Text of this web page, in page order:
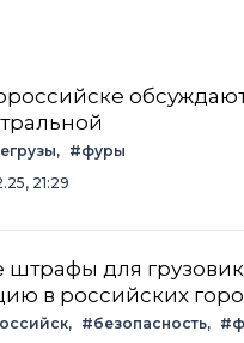
#фуры
21:29
штрафы для
в российских
#безопасность